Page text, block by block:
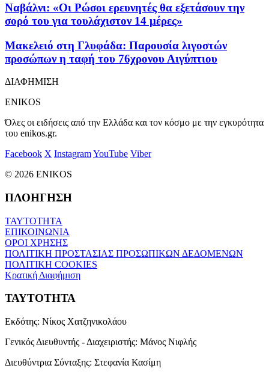
Ναβάλνι: «Οι Ρώσοι ερευνητές θα εξετάσουν την
σορό του για τουλάχιστον 14 μέρες»
Μακελειό στη Γλυφάδα: Παρουσία λιγοστών
προσώπων η ταφή του 76χρονου Αιγύπτιου
ΔΙΑΦΗΜΙΣΗ
ENIKOS
Όλες οι ειδήσεις από την Ελλάδα και τον κόσμο με την εγκυρότητα
του enikos.gr.
Facebook X InstagramYouTube Viber
© 2026 ENIKOS
ΠΛΟΗΓΗΣΗ
ΤΑΥΤΟΤΗΤΑ
ΕΠΙΚΟΙΝΩΝΙΑ
ΟΡΟΙ ΧΡΗΣΗΣ
ΠΟΛΙΤΙΚΗ ΠΡΟΣΤΑΣΙΑΣ ΠΡΟΣΩΠΙΚΩΝ ΔΕΔΟΜΕΝΩΝ
ΠΟΛΙΤΙΚΗ COOKIES
Κρατική Διαφήμιση
ΤΑΥΤΟΤΗΤΑ
Εκδότης: Νίκος Χατζηνικολάου
Γενικός Διευθυντής - Διαχειριστής: Μάνος Νιφλής
Διευθύντρια Σύνταξης: Στεφανία Κασίμη